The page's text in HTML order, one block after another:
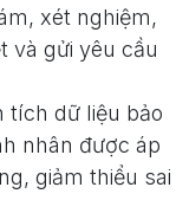
xét nghiệm,
và gửi yêu cầu
tích dữ liệu bảo
nhân được áp
giảm thiểu sai